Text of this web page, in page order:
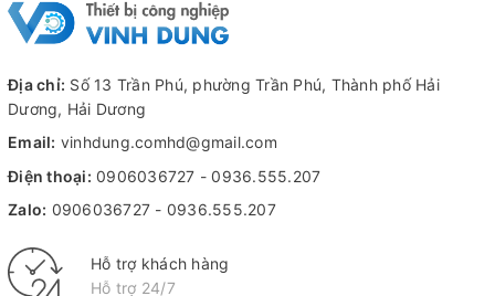
Địa chỉ: Số 13 Trần Phú, phường Trần Phú, Thành phố Hải
Dương, Hải Dương
Email: vinhdung.comhd@gmail.com
Điện thoại: 0906036727 -0936.555.207
Zalo: 0906036727 - 0936.555.207
Hỗ trợ khách hàng
Hỗ trợ 24/7